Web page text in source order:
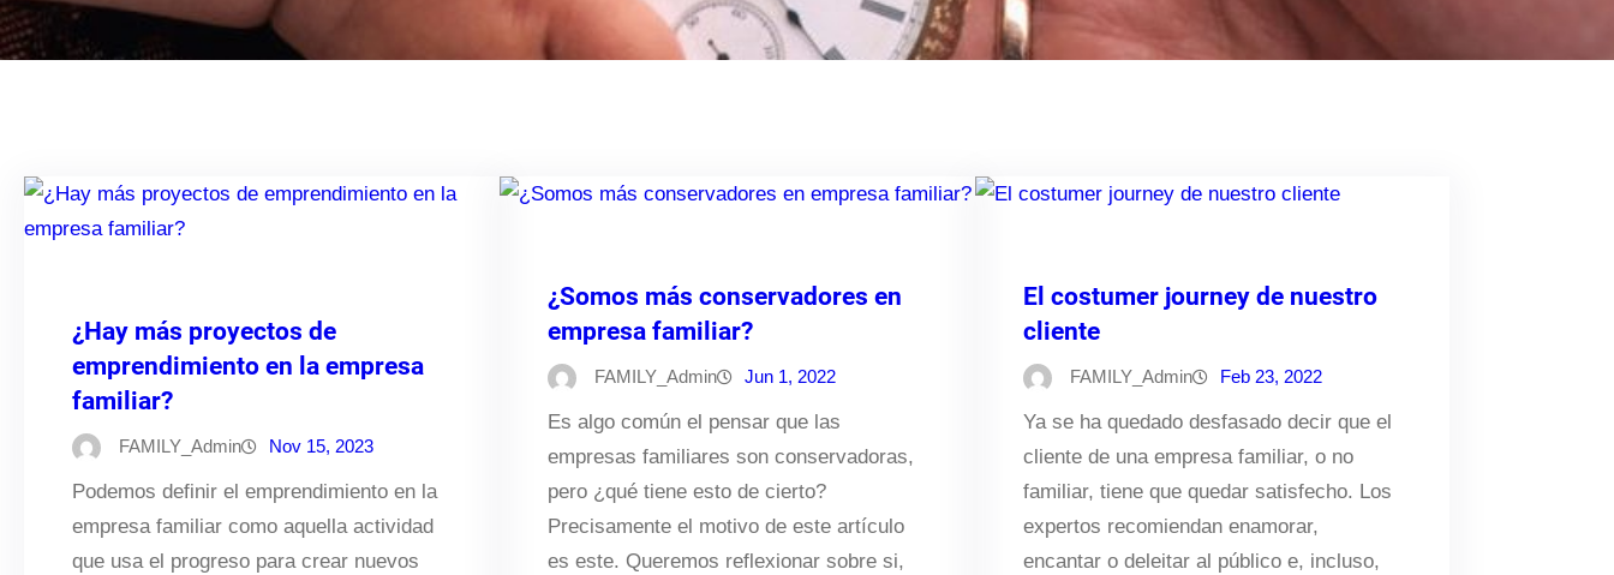
¿Hay más proyectos de
emprendimiento en la empresa
familiar?
FAMILY_Admin Nov 15, 2023
Podemos definir el emprendimiento en la
empresa familiar como aquella actividad
que usa el progreso para crear nuevos
¿Somos más conservadores en
empresa familiar?
FAMILY_Admin Jun 1, 2022
Es algo común el pensar que las
empresas familiares son conservadoras,
pero ¿qué tiene esto de cierto?
Precisamente el motivo de este artículo
es este. Queremos reflexionar sobre si,
El costumer journey de nuestro
cliente
FAMILY_Admin Feb 23, 2022
Ya se ha quedado desfasado decir que el
cliente de una empresa familiar, o no
familiar, tiene que quedar satisfecho. Los
expertos recomiendan enamorar,
encantar o deleitar al público e, incluso,